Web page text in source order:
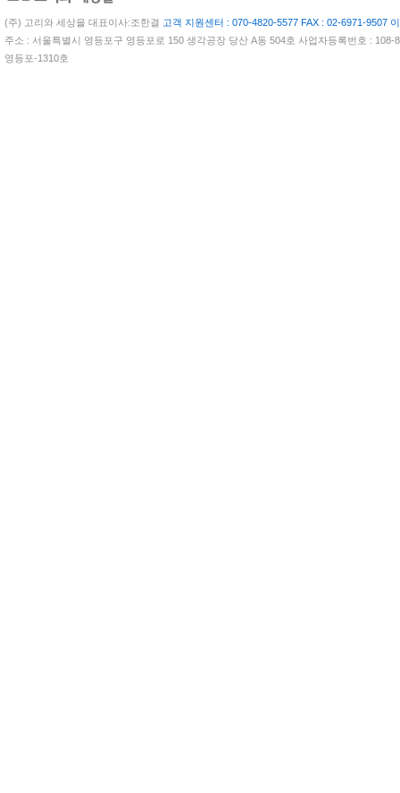
(주) 고리와 세상을 대표이사:조한결 고객 지원센터 : 070-4820-5577 FAX : 02-6971-9507
주소 : 서울특별시 영등포구 영등포로 150 생각공장 당산 A동 504호 사업자등록번호 :
영등포-1310호